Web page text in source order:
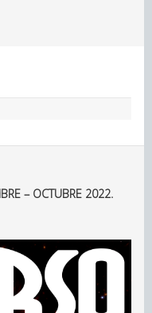
– OCTUBRE 2022.